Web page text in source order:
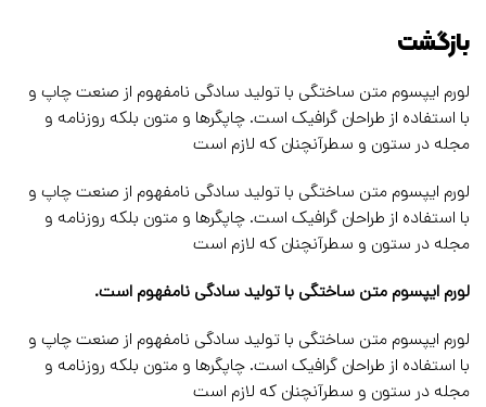
بازگشت
لورم ایپسوم متن ساختگی با تولید سادگی نامفهوم از صنعت چاپ و
با استفاده از طراحان گرافیک است. چاپگرها و متون بلکه روزنامه و
مجله در ستون و سطرآنچنان که لازم است
لورم ایپسوم متن ساختگی با تولید سادگی نامفهوم از صنعت چاپ و
با استفاده از طراحان گرافیک است. چاپگرها و متون بلکه روزنامه و
مجله در ستون و سطرآنچنان که لازم است
لورم ایپسوم متن ساختگی با تولید سادگی نامفهوم است.
لورم ایپسوم متن ساختگی با تولید سادگی نامفهوم از صنعت چاپ و
با استفاده از طراحان گرافیک است. چاپگرها و متون بلکه روزنامه و
مجله در ستون و سطرآنچنان که لازم است